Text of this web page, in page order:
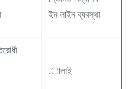
ইন লাইন ব্যবস্থা
.ালাই